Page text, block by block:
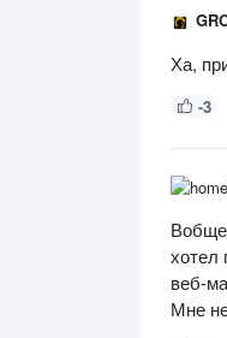
Ха,
-3
хотел
веб-
Мне